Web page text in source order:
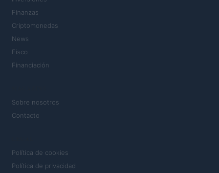
Finanzas
Criptomonedas
News
Fisco
Financiación
Sobre nosotros
Contacto
Política de cookies
Política de privacidad